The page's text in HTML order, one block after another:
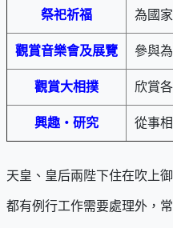
祭祀祈福 為國
觀賞音樂會及展覽 參與
觀賞大相撲 欣賞
興趣 ・研究 從事
天皇、皇后兩陛下住在吹上
都有例行工作需要處理外，